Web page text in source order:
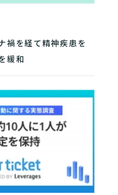
禍を経て精神疾患を
緩和